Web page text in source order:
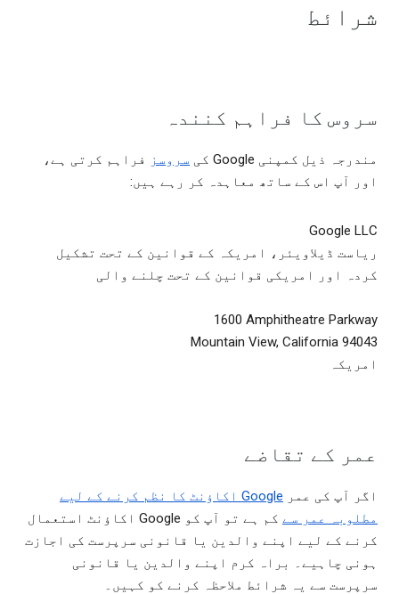
شرائط
سروس کا فراہم کنندہ
مندرجہ ذیل کمپنی Google کی سروسز
فراہم کرتی ہے،
اور آپ اس کے ساتھ معاہدہ کر رہے ہیں:
Google LLC
ریاست ڈیلاویئر، امریکہ کے قوانین کے تحت تشکیل
کردہ اور امریکی قوانین کے تحت چلنے والی
‎1600 Amphitheatre Parkway
Mountain View, California 94043
امریکہ
عمر کے تقاضے
اگر آپ کی عمر
Google اکاؤنٹ کا نظم کرنے کے لیے
مطلوبہ عمر سے
کم ہے تو آپ کو Google اکاؤنٹ استعمال
کرنے کے لیے اپنے والدین یا قانونی سرپرست کی اجازت
ہونی چاہیے۔ براہ کرم اپنے والدین یا قانونی
سرپرست سے یہ شرائط ملاحظہ کرنے کو کہیں۔